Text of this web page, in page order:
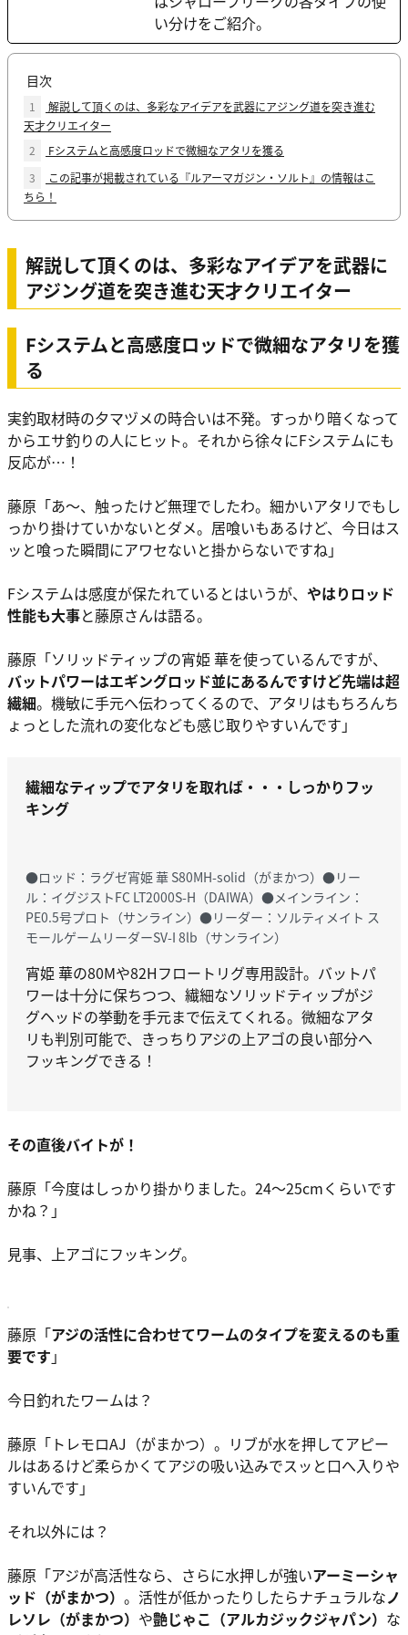
い分けをご紹介。
目次
1
解説して頂くのは、多彩なアイデアを武器にアジング道を突き進む
天才クリエイター
2
Fシステムと高感度ロッドで微細なアタリを獲る
3
この記事が掲載されている『ルアーマガジン・ソルト』の情報はこ
ちら！
解説して頂くのは、多彩なアイデアを武器に
アジング道を突き進む天才クリエイター
Fシステムと高感度ロッドで微細なアタリを獲
る
実釣取材時の夕マヅメの時合いは不発。すっかり暗くなって
からエサ釣りの人にヒット。それから徐々にFシステムにも
反応が…！
藤原 「あ～、触ったけど無理でしたわ。細かいアタリでもし
っかり掛けていかないとダメ。居喰いもあるけど、今日はス
ッと喰った瞬間にアワセないと掛からないですね」
Fシステムは感度が保たれているとはいうが、 やはりロッド
性能も大事と藤原さんは語る。
藤原 「ソリッドティップの宵姫 華を使っているんですが、
バットパワーはエギングロッド並にあるんですけど先端は超
繊細。機敏に手元へ伝わってくるので、アタリはもちろんち
ょっとした流れの変化なども感じ取りやすいんです」
繊細なティップでアタリを取れば・・・しっかりフッ
キング
●ロッド：ラグゼ宵姫 華 S80MH-solid（がまかつ）●リー
ル：イグジストFC LT2000S-H（DAIWA）●メインライン：
PE0.5号プロト（サンライン）●リーダー：ソルティメイト ス
モールゲームリーダーSV-I 8lb（サンライン）
宵姫 華の80Mや82Hフロートリグ専用設計。バットパ
ワーは十分に保ちつつ、繊細なソリッドティップがジ
グヘッドの挙動を手元まで伝えてくれる。微細なアタ
リも判別可能で、きっちりアジの上アゴの良い部分へ
フッキングできる！
その直後バイトが！
藤原 「今度はしっかり掛かりました。24～25cmくらいです
かね？」
見事、上アゴにフッキング。
藤原 「アジの活性に合わせてワームのタイプを変えるのも重
要です 」
今日釣れたワームは？
藤原 「トレモロAJ（がまかつ）。リブが水を押してアピー
ルはあるけど柔らかくてアジの吸い込みでスッと口へ入りや
すいんです」
それ以外には？
藤原 「アジが高活性なら、さらに水押しが強いアーミーシャ
ッド（がまかつ） 。活性が低かったりしたらナチュラルなノ
レソレ（がまかつ） や艶じゃこ（アルカジックジャパン） な